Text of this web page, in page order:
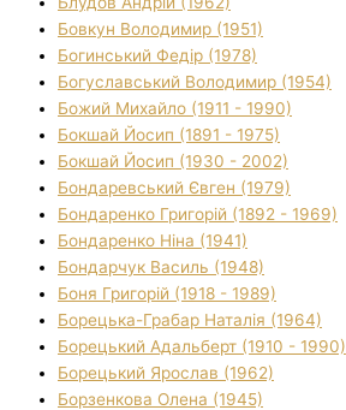
Бовкун Володимир (1951)
Богинський Федір (1978)
Богуславський Володимир (1954)
Божий Михайло (1911 - 1990)
Бокшай Йосип (1891 - 1975)
Бокшай Йосип (1930 - 2002)
Бондаревський Євген (1979)
Бондаренко Григорій (1892 - 1969)
Бондаренко Ніна (1941)
Бондарчук Василь (1948)
Боня Григорій (1918 - 1989)
Борецька-Грабар Наталія (1964)
Борецький Адальберт (1910 - 1990)
Борецький Ярослав (1962)
Борзенкова Олена (1945)